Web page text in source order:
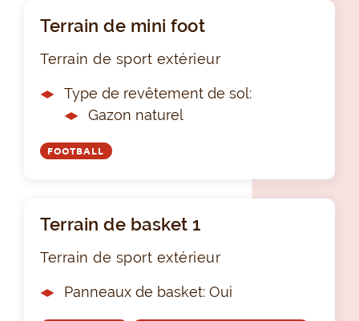
Terrain de mini foot
Terrain de sport extérieur
Type de revêtement de sol:
Gazon naturel
FOOTBALL
Terrain de basket 1
Terrain de sport extérieur
Panneaux de basket: Oui